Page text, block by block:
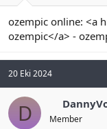
ozempic online: <a
ozempic</a> -
20 Eki 2024
D Member